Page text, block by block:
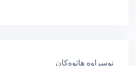
نوسراوە هاتوەکان